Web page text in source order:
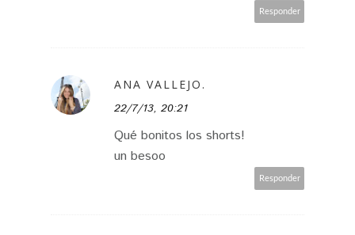
Responder
ANA VALLEJO.
22/7/13, 20:21
Qué bonitos los shorts!
un besoo
Responder